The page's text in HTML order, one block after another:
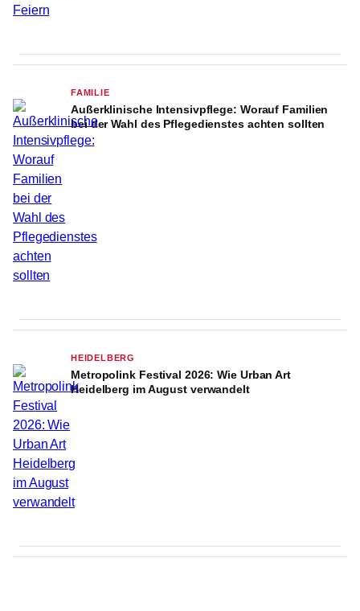
FAMILIE
Außerklinische Intensivpflege: Worauf Familien
bei der Wahl des Pflegedienstes achten sollten
HEIDELBERG
Metropolink Festival 2026: Wie Urban Art
Heidelberg im August verwandelt